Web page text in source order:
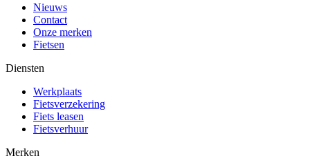
Nieuws
Contact
Onze merken
Fietsen
Diensten
Werkplaats
Fietsverzekering
Fiets leasen
Fietsverhuur
Merken